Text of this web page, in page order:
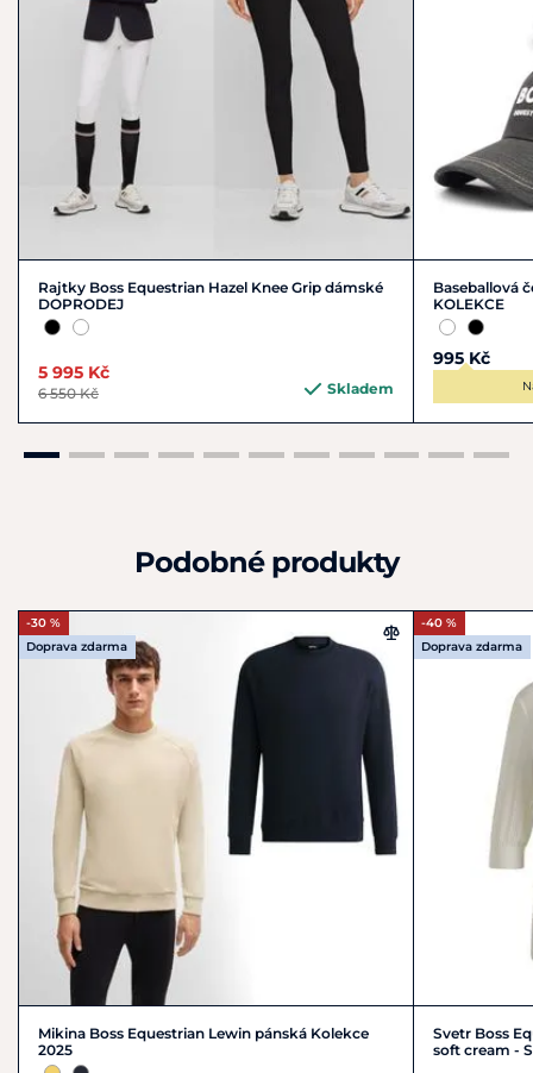
Rajtky Boss Equestrian Hazel Knee Grip dámské
DOPRODEJ
5 995 Kč
6 550 Kč Skladem
Baseballová
KOLEKCE
995 Kč
Podobné produkty
-30 %
Doprava zdarma
Mikina Boss Equestrian Lewin pánská Kolekce
2025
-40 %
Doprava zdarma
Svetr Boss
soft cream -